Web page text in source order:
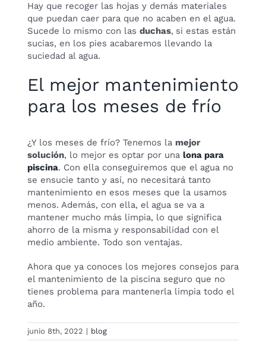
Hay que recoger las hojas y demás materiales
que puedan caer para que no acaben en el agua.
Sucede lo mismo con las duchas, si estas están
sucias, en los pies acabaremos llevando la
suciedad al agua.
El mejor mantenimiento
para los meses de frío
¿Y los meses de frío? Tenemos la mejor
solución, lo mejor es optar por una lona para
piscina. Con ella conseguiremos que el agua no
se ensucie tanto y así, no necesitará tanto
mantenimiento en esos meses que la usamos
menos. Además, con ella, el agua se va a
mantener mucho más limpia, lo que significa
ahorro de la misma y responsabilidad con el
medio ambiente. Todo son ventajas.
Ahora que ya conoces los mejores consejos para
el mantenimiento de la piscina seguro que no
tienes problema para mantenerla limpia todo el
año.
junio 8th, 2022 | blog